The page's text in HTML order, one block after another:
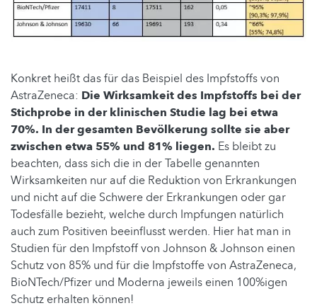
Konkret heißt das für das Beispiel des Impfstoffs von
AstraZeneca: Die Wirksamkeit des Impfstoffs bei der
Stichprobe in der klinischen Studie lag bei etwa
70%. In der gesamten Bevölkerung sollte sie aber
zwischen etwa 55% und 81% liegen. Es bleibt zu
beachten, dass sich die in der Tabelle genannten
Wirksamkeiten nur auf die Reduktion von Erkrankungen
und nicht auf die Schwere der Erkrankungen oder gar
Todesfälle bezieht, welche durch Impfungen natürlich
auch zum Positiven beeinflusst werden. Hier hat man in
Studien für den Impfstoff von Johnson & Johnson einen
Schutz von 85% und für die Impfstoffe von AstraZeneca,
BioNTech/Pfizer und Moderna jeweils einen 100%igen
Schutz erhalten können!